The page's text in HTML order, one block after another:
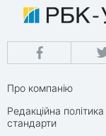
Про компанію
Редакційна політика
стандарти